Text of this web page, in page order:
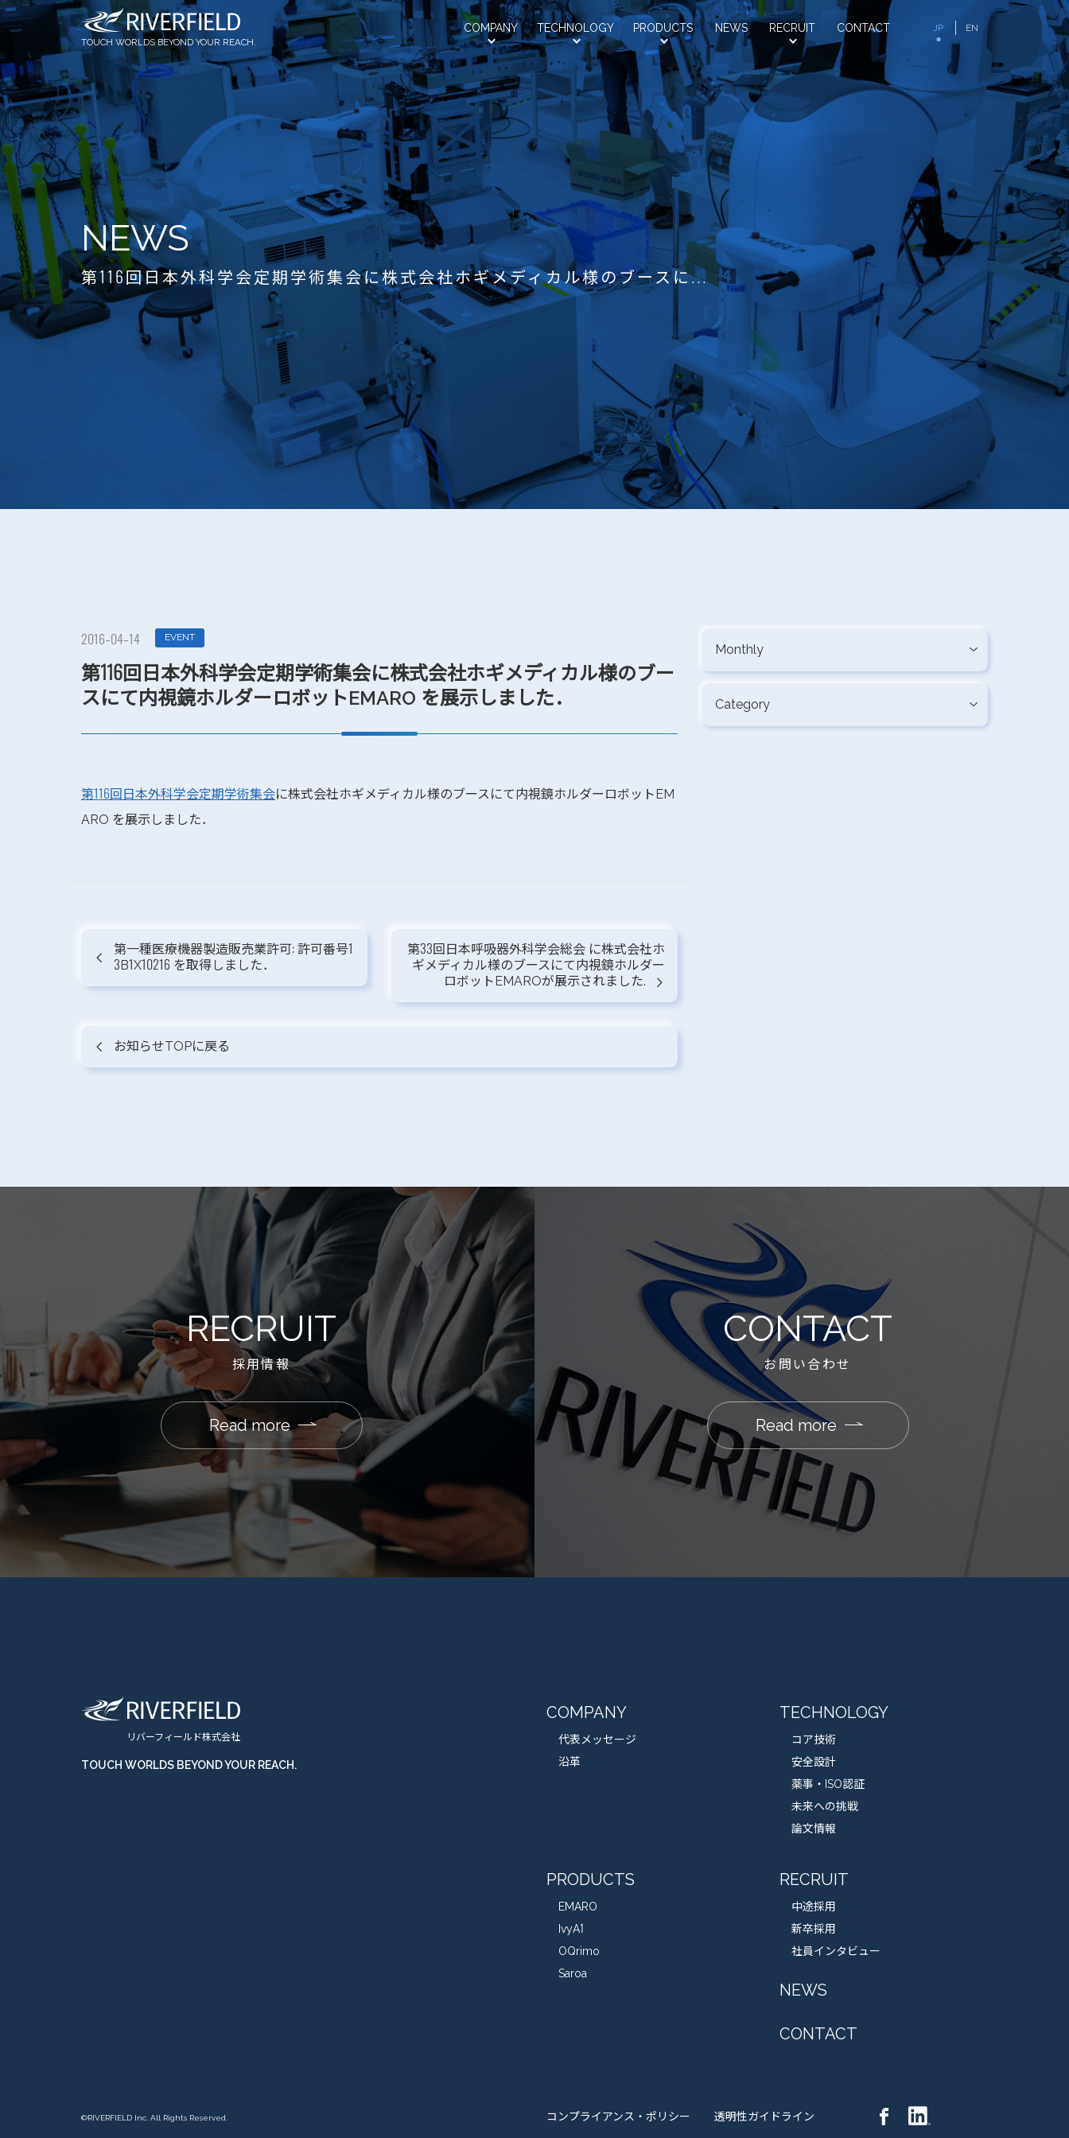
TOUCH WORLDS BEYOND YOUR REACH.
COMPANY
会社情報
TECHNOLOGY
技術紹介
論文情報
PRODUCTS
製品紹介
Saroa
NEWS
お知らせ
RECRUIT
採用情報
社員インタビュー
CONTACT
お問い合わせ
JP EN
NEWS
第116回日本外科学会定期学術集会に株式会社ホギメディカル様のブースに...
2016-04-14 EVENT
第116回日本外科学会定期学術集会に株式会社ホギメディカル様のブー
スにて内視鏡ホルダーロボットEMARO を展示しました．
第116回日本外科学会定期学術集会に株式会社ホギメディカル様のブースにて内視鏡ホルダーロボットEM
ARO を展示しました．
第一種医療機器製造販売業許可: 許可番号1
3B1X10216 を取得しました．
第33回日本呼吸器外科学会総会 に株式会社ホ
ギメディカル様のブースにて内視鏡ホルダー
ロボットEMAROが展示されました.
お知らせTOPに戻る
RECRUIT
採用情報
Read more
CONTACT
お問い合わせ
Read more
リバーフィールド株式会社
TOUCH WORLDS BEYOND YOUR REACH.
COMPANY
代表メッセージ
沿革
TECHNOLOGY
コア技術
安全設計
薬事・ISO認証
未来への挑戦
論文情報
PRODUCTS
EMARO
IvyA1
OQrimo
Saroa
RECRUIT
中途採用
新卒採用
社員インタビュー
NEWS
CONTACT
コンプライアンス・ポリシー 透明性ガイドライン
©︎RIVERFIELD Inc. All Rights Reserved.